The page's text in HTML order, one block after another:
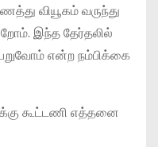
வியூகம் வருந்து
இந்த தேர்தலில்
என்ற நம்பிக்கை
கூட்டணி எத்தனை